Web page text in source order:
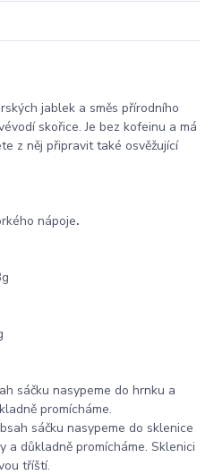
jablek a směs přírodního
skořice. Je bez kofeinu a má
z něj připravit také osvěžující
nápoje.
sáčku nasypeme do hrnku a
promícháme.
sáčku nasypeme do sklenice
a důkladně promícháme. Sklenici
tříští.